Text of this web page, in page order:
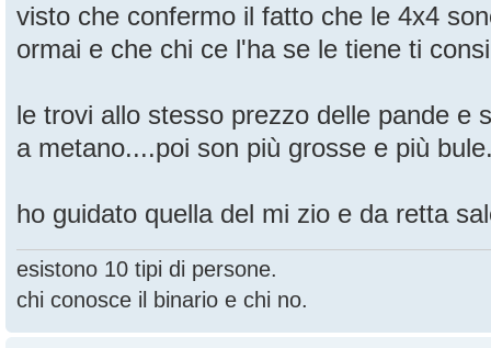
visto che confermo il fatto che le 4x4
ormai e che chi ce l'ha se le tiene ti
le trovi allo stesso prezzo delle pande e
a metano....poi son più grosse e più
ho guidato quella del mi zio e da retta
esistono 10 tipi di persone.
chi conosce il binario e chi no.